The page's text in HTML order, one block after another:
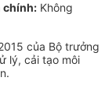
chính: Không
của Bộ trưởng
lý, cải tạo môi